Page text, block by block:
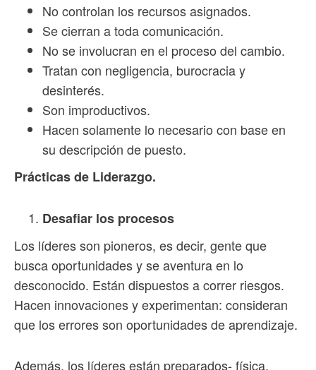
No controlan los recursos asignados.
Se cierran a toda comunicación.
No se involucran en el proceso del cambio.
Tratan con negligencia, burocracia y
desinterés.
Son improductivos.
Hacen solamente lo necesario con base en
su descripción de puesto.
Prácticas de Liderazgo.
Desafiar los procesos
Los líderes son pioneros, es decir, gente que
busca oportunidades y se aventura en lo
desconocido. Están dispuestos a correr riesgos.
Hacen innovaciones y experimentan: consideran
que los errores son oportunidades de aprendizaje.
Además, los líderes están preparados- física,